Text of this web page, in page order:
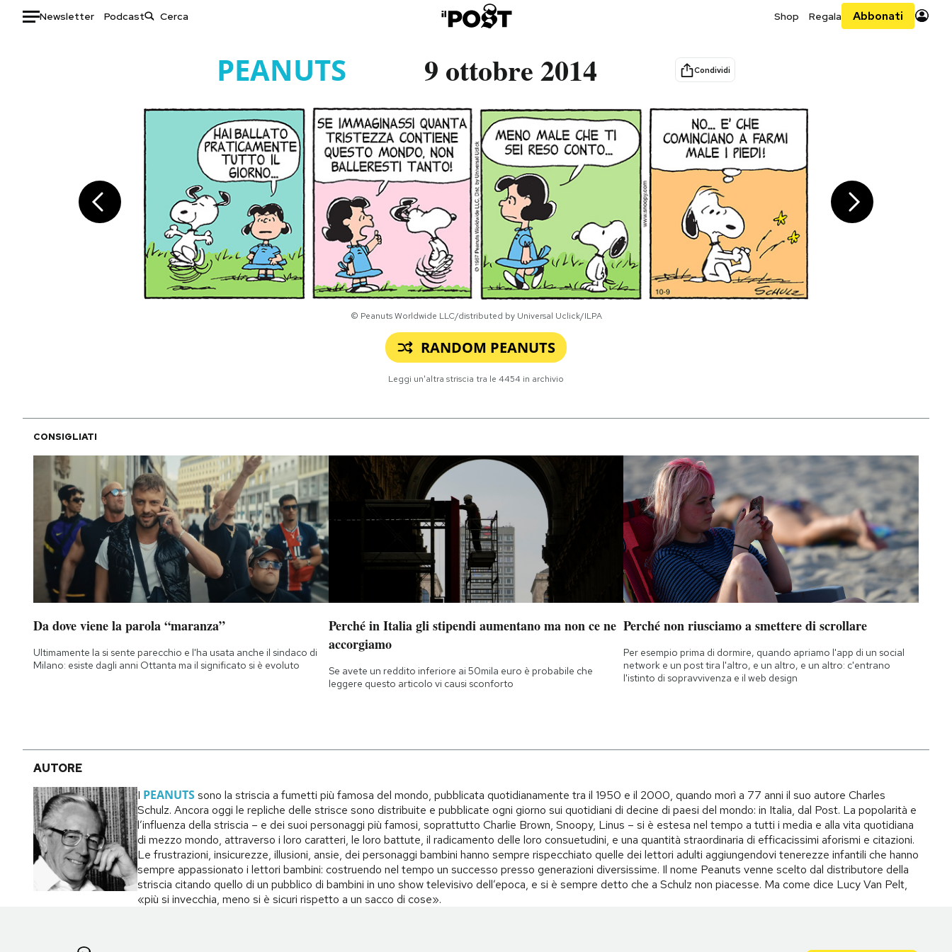
Newsletter Podcast Shop Regala Abbonati
Tecnologia
Internet
Scienza
Consumismi
Storie/Idee
Ok Boomer!
Media
Europa
Altrecose
Mondiali calcio 2026
I MIEI PREFERITI
SHOP
CALENDARIO
AREA PERSONALE
Newsletter
Notifiche mobile
Regala il Post
PEANUTS 9 ottobre 2014 Condividi
© Peanuts Worldwide LLC/distributed by Universal Uclick/ILPA
RANDOM PEANUTS
Leggi un'altra striscia tra le 4454 in archivio
CONSIGLIATI
Da dove viene la parola “maranza”
Ultimamente la si sente parecchio e l'ha usata anche il sindaco di
Milano: esiste dagli anni Ottanta ma il significato si è evoluto
Perché in Italia gli stipendi aumentano ma non ce ne
accorgiamo
Se avete un reddito inferiore ai 50mila euro è probabile che
leggere questo articolo vi causi sconforto
Perché non riusciamo a smettere di scrollare
Per esempio prima di dormire, quando apriamo l'app di un social
network e un post tira l'altro, e un altro, e un altro: c'entrano
l'istinto di sopravvivenza e il web design
AUTORE
I PEANUTSsono la striscia a fumetti più famosa del mondo, pubblicata quotidianamente tra il 1950 e il 2000, quando morì a 77 anni il suo autore Charles
Schulz. Ancora oggi le repliche delle strisce sono distribuite e pubblicate ogni giorno sui quotidiani di decine di paesi del mondo: in Italia, dal Post. La popolarità e
l’influenza della striscia – e dei suoi personaggi più famosi, soprattutto Charlie Brown, Snoopy, Linus – si è estesa nel tempo a tutti i media e alla vita quotidiana
di mezzo mondo, attraverso i loro caratteri, le loro battute, il radicamento delle loro consuetudini, e una quantità straordinaria di efficacissimi aforismi e citazioni.
Le frustrazioni, insicurezze, illusioni, ansie, dei personaggi bambini hanno sempre rispecchiato quelle dei lettori adulti aggiungendovi tenerezze infantili che hanno
sempre appassionato i lettori bambini: costruendo nel tempo un successo presso generazioni diversissime. Il nome Peanuts venne scelto dal distributore della
striscia citando quello di un pubblico di bambini in uno show televisivo dell’epoca, e si è sempre detto che a Schulz non piacesse. Ma come dice Lucy Van Pelt,
«più si invecchia, meno si è sicuri rispetto a un sacco di cose».